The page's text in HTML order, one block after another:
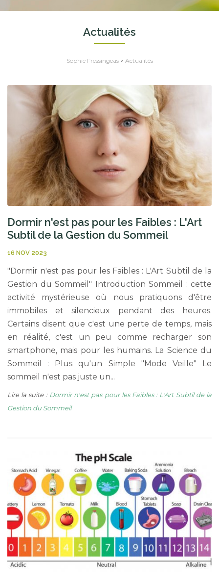
Actualités
Sophie Fressingeas> Actualités
Dormir n'est pas pour les Faibles : L'Art
Subtil de la Gestion du Sommeil
16 NOV 2023
"Dormir n'est pas pour les Faibles : L'Art Subtil de la
Gestion du Sommeil" Introduction Sommeil : cette
activité mystérieuse où nous pratiquons d'être
immobiles et silencieux pendant des heures.
Certains disent que c'est une perte de temps, mais
en réalité, c'est un peu comme recharger son
smartphone, mais pour les humains. La Science du
Sommeil : Plus qu'un Simple "Mode Veille" Le
sommeil n'est pas juste un...
Lire la suite : Dormir n'est pas pour les Faibles : L'Art Subtil de la
Gestion du Sommeil